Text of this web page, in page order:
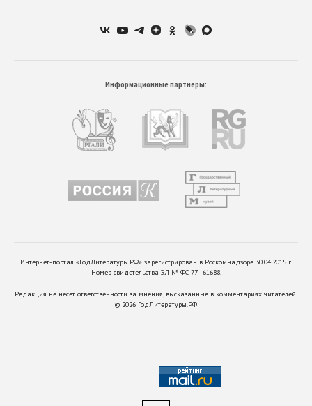
Информационные партнеры:
Интернет-портал «ГодЛитературы.РФ» зарегистрирован в Роскомнадзоре 30.04.2015 г.
Номер свидетельства ЭЛ № ФС 77 - 61688.
Редакция не несет ответственности за мнения, высказанные в комментариях читателей.
© 2026 ГодЛитературы.РФ